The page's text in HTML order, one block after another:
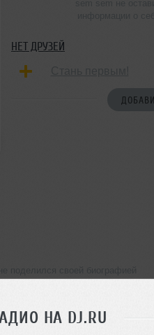
НА DJ.RU
НЕТ ДРУЗЕЙ